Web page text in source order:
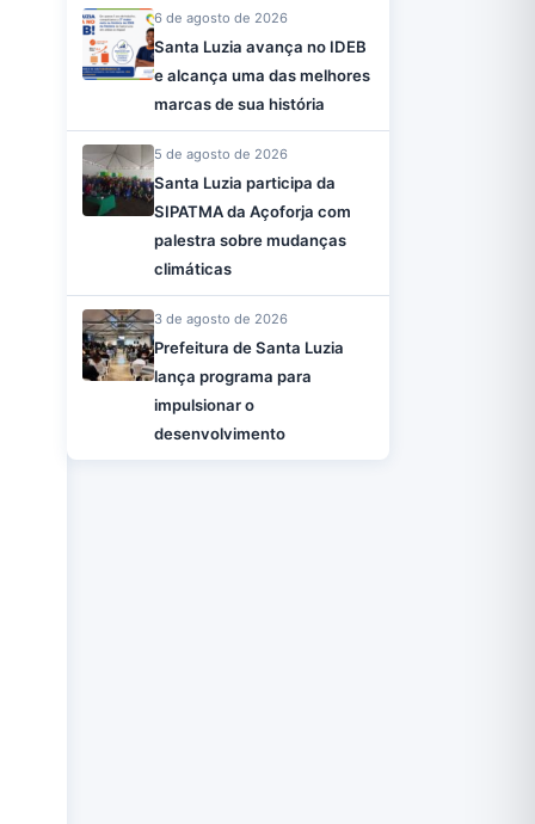
6 de agosto de 2026
Santa Luzia avança no IDEB
e alcança uma das melhores
marcas de sua história
5 de agosto de 2026
Santa Luzia participa da
SIPATMA da Açoforja com
palestra sobre mudanças
climáticas
3 de agosto de 2026
Prefeitura de Santa Luzia
lança programa para
impulsionar o
desenvolvimento